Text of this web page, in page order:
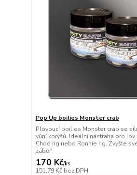
Pop Up boilies Monster crab
Plovoucí boilies Monster crab se
vůní korýšů. Ideální nástraha pro lov
Chod rig nebo Ronnie rig. Zvyšte
záběr!
170 Kč/ks
151,79 Kč bez DPH